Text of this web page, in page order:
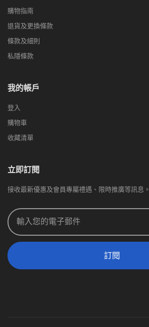
購物指南
退貨及更換條款
條款及細則
私隱條款
我的帳戶
登入
購物車
收藏清單
立即訂閱
接收最新優惠及會員專屬禮遇、限時推廣等訊息。
訂閱